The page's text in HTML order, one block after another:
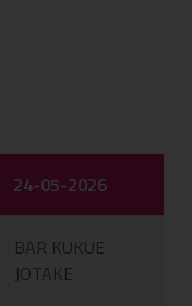
24-05-2026
BAR KUKUE
JOTAKE